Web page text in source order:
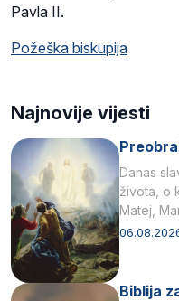
Pavla II.
Požeška biskupija
Najnovije vijesti
Danas
života, o
Matej,
drugoj…
Biblija